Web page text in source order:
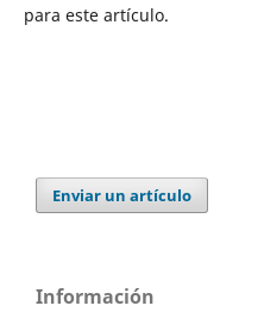
para este artículo.
Enviar un artículo
Información